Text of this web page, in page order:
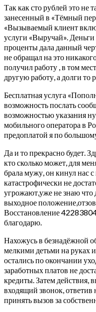
Так как сто рублей это не
занесенный в «Тёмный
«Вызываемый клиент
услуги «Выручай». Деньги
проценты дала данный
не обращал на это
получил работу , в том
другую работу, а долги то
Бесплатная услуга
возможность послать
возможностью указания
мобильного оператора в
предоплатой я по
Да и то прекрасно будет.
кто сколько может, для
брала мужу, он кинул нас
катастрофически не
угрожают,уже не знаю что
выходное
Восстановление
благодарю.
Нахожусь в безнадёжной
мелкими детьми на руках
остались по окончании
заработных платов не
кредиты. Затем действия,
входящий звонок, ответив
принять вызов за